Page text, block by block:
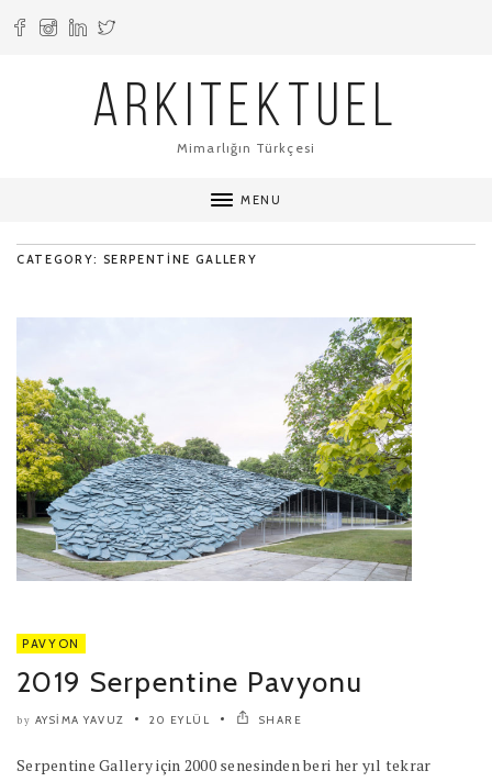
ARKITEKTUEL
Mimarlığın Türkçesi
MENU
CATEGORY: SERPENTINE GALLERY
PAVYON
2019 Serpentine Pavyonu
by AYSIMA YAVUZ 20 EYLÜL SHARE
Serpentine Gallery için 2000 senesinden beri her yıl tekrar